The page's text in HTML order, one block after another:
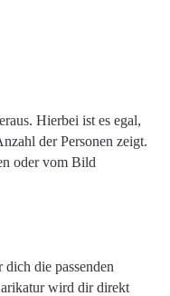
Hierbei ist es egal,
der Personen zeigt.
oder vom Bild
die passenden
wird dir direkt